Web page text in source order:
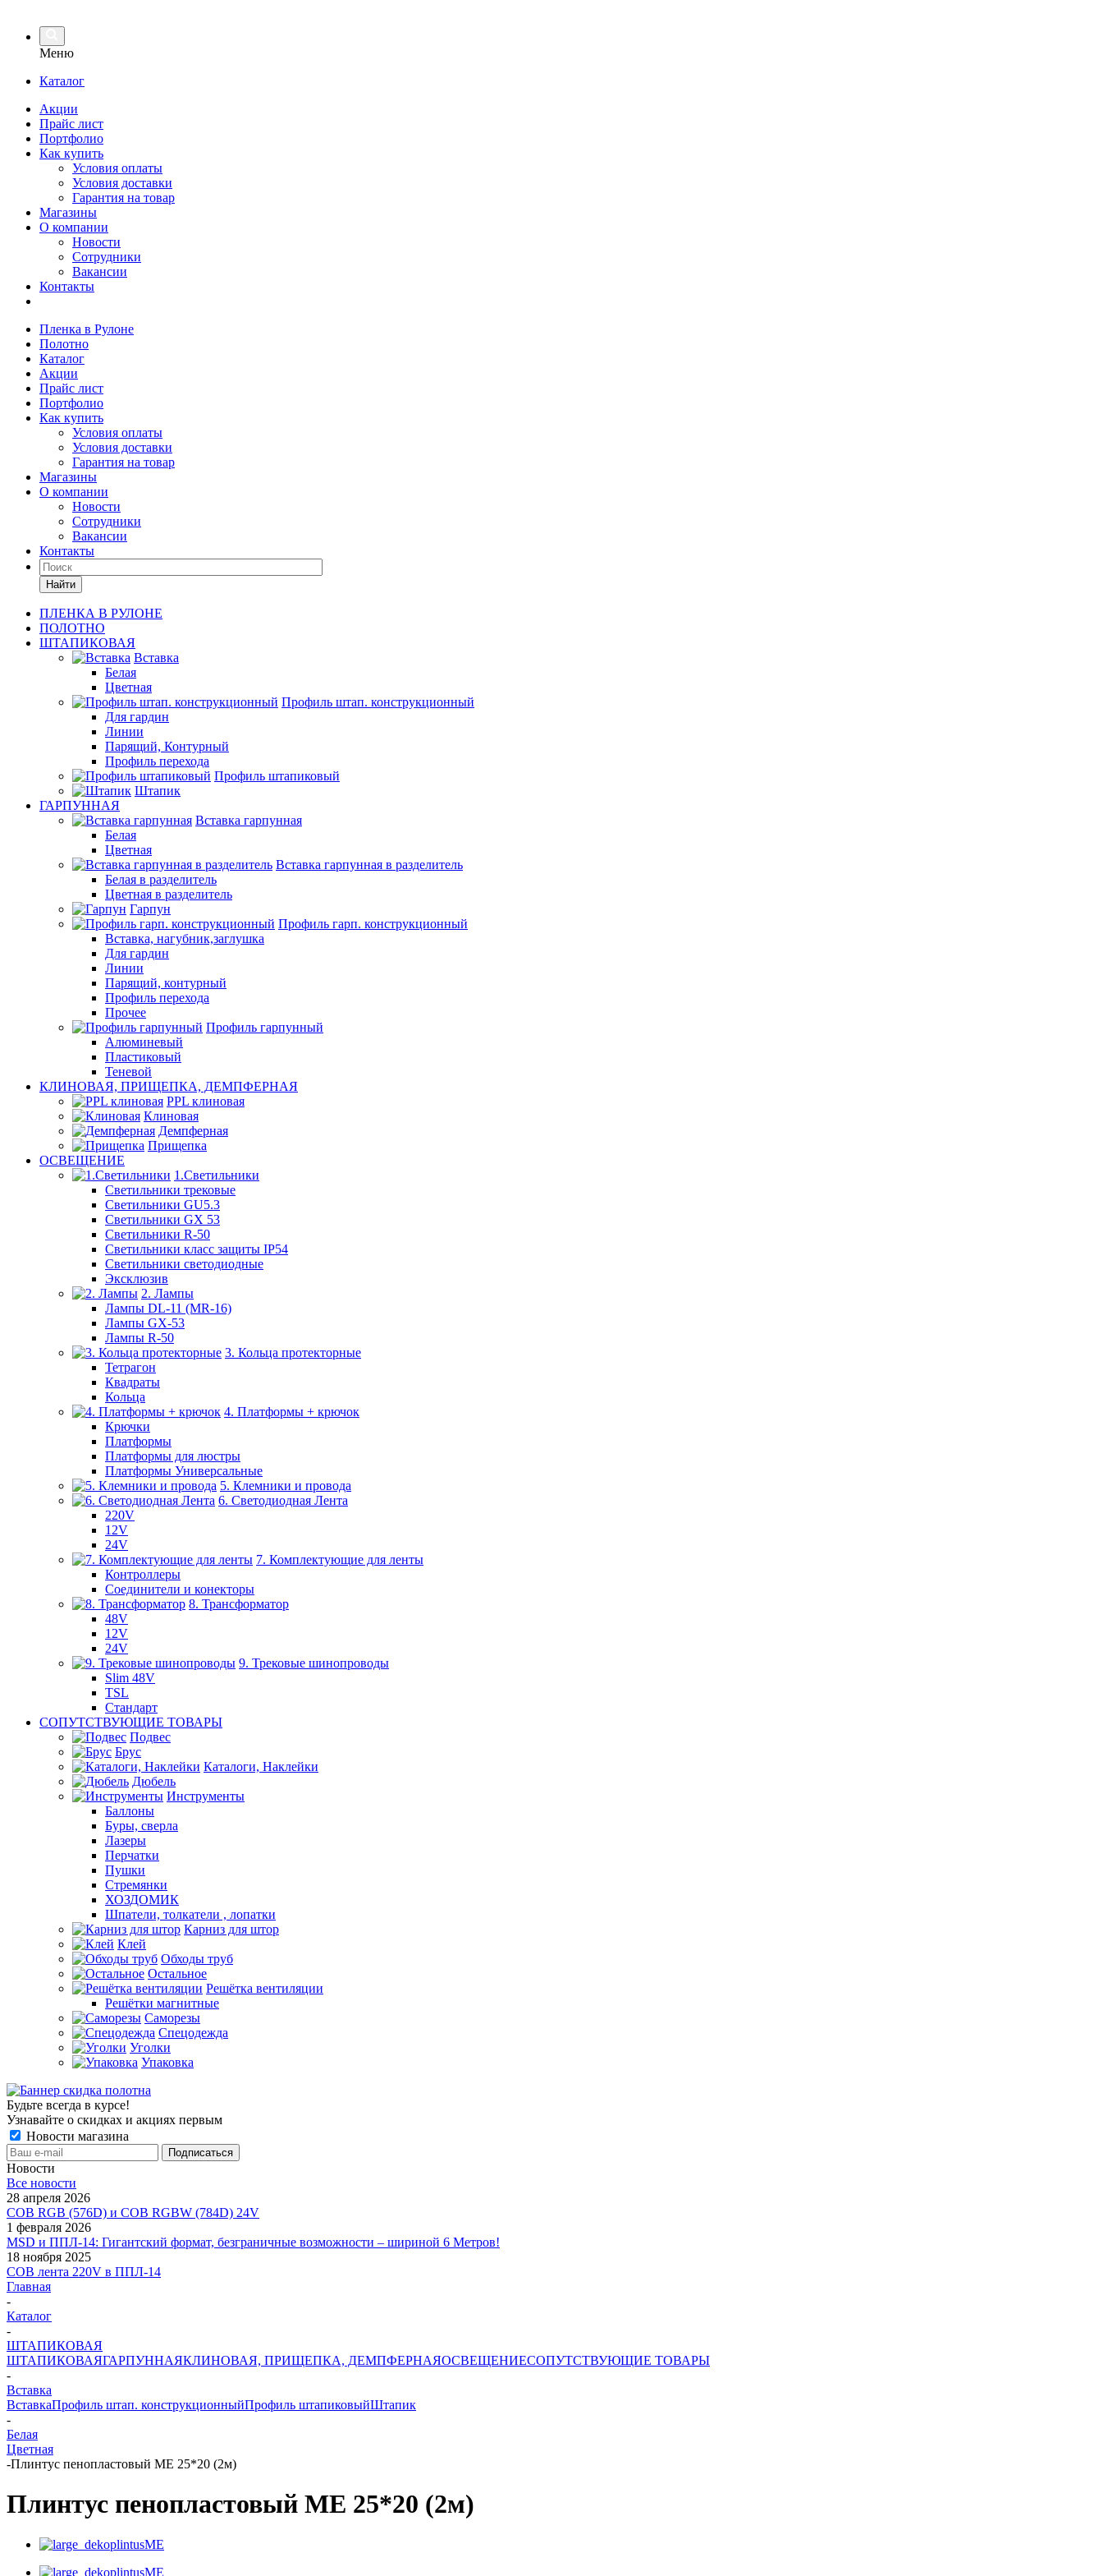
Меню
Каталог
Акции
Прайс лист
Портфолио
Как купить
Условия оплаты
Условия доставки
Гарантия на товар
Магазины
О компании
Новости
Сотрудники
Вакансии
Контакты
Пленка в Рулоне
Полотно
Каталог
Акции
Прайс лист
Портфолио
Как купить
Условия оплаты
Условия доставки
Гарантия на товар
Магазины
О компании
Новости
Сотрудники
Вакансии
Контакты
Найти
ПЛЕНКА В РУЛОНЕ
ПОЛОТНО
ШТАПИКОВАЯ
Вставка
Белая
Цветная
Профиль штап. конструкционный
Для гардин
Линии
Парящий, Контурный
Профиль перехода
Профиль штапиковый
Штапик
ГАРПУННАЯ
Вставка гарпунная
Белая
Цветная
Вставка гарпунная в разделитель
Белая в разделитель
Цветная в разделитель
Гарпун
Профиль гарп. конструкционный
Вставка, нагубник,заглушка
Для гардин
Линии
Парящий, контурный
Профиль перехода
Прочее
Профиль гарпунный
Алюминевый
Пластиковый
Теневой
КЛИНОВАЯ, ПРИЩЕПКА, ДЕМПФЕРНАЯ
PPL клиновая
Клиновая
Демпферная
Прищепка
ОСВЕЩЕНИЕ
1.Светильники
Светильники трековые
Светильники GU5.3
Светильники GX 53
Светильники R-50
Светильники класс защиты IP54
Светильники светодиодные
Эксклюзив
2. Лампы
Лампы DL-11 (MR-16)
Лампы GX-53
Лампы R-50
3. Кольца протекторные
Тетрагон
Квадраты
Кольца
4. Платформы + крючок
Крючки
Платформы
Платформы для люстры
Платформы Универсальные
5. Клемники и провода
6. Светодиодная Лента
220V
12V
24V
7. Комплектующие для ленты
Контроллеры
Соединители и конекторы
8. Трансформатор
48V
12V
24V
9. Трековые шинопроводы
Slim 48V
TSL
Стандарт
СОПУТСТВУЮЩИЕ ТОВАРЫ
Подвес
Брус
Каталоги, Наклейки
Дюбель
Инструменты
Баллоны
Буры, сверла
Лазеры
Перчатки
Пушки
Стремянки
ХОЗДОМИК
Шпатели, толкатели , лопатки
Карниз для штор
Клей
Обходы труб
Остальное
Решётка вентиляции
Решётки магнитные
Саморезы
Спецодежда
Уголки
Упаковка
Будьте всегда в курсе!
Узнавайте о скидках и акциях первым
Новости магазина
Новости
Все новости
28 апреля 2026
COB RGB (576D) и COB RGBW (784D) 24V
1 февраля 2026
MSD и ППЛ-14: Гигантский формат, безграничные возможности – шириной 6 Метров!
18 ноября 2025
COB лента 220V в ППЛ-14
Главная
-
Каталог
-
ШТАПИКОВАЯ
ШТАПИКОВАЯГАРПУННАЯКЛИНОВАЯ, ПРИЩЕПКА, ДЕМПФЕРНАЯОСВЕЩЕНИЕСОПУТСТВУЮЩИЕ ТОВАРЫ
-
Вставка
ВставкаПрофиль штап. конструкционныйПрофиль штапиковыйШтапик
-
Белая
Цветная
-Плинтус пенопластовый МЕ 25*20 (2м)
Плинтус пенопластовый МЕ 25*20 (2м)